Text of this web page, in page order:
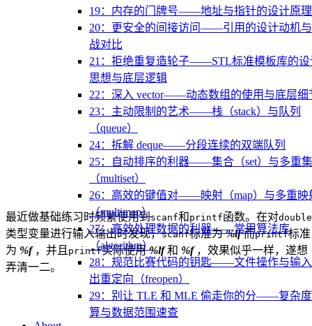
19：内存的门牌号——地址与指针的设计原理
20：更安全的间接访问——引用的设计动机
战对比
21：拒绝重复造轮子——STL标准模板库的设
思想与底层逻辑
22：深入 vector——动态数组的使用与底层细
23：主动限制的艺术——栈（stack）与队列
（queue）
24：拆解 deque——分段连续的双端队列
25：自动排序的利器——集合（set）与多重
（multiset）
26：高效的键值对——映射（map）与多重映
（multimap）
27：高效处理数据的利器——常用算法库
（algorithm）
28：规范比赛代码的钥匙——文件操作与输
出重定向（freopen）
29：别让 TLE 和 MLE 偷走你的分——复杂
算与数据范围速查
最近做基础练习时频繁使用到scanf和 printf函数。在对double
类型变量进行输入输出时发现，scanf标准为%lf而printf标准
为 %f，并且 printf实际使用%lf和 %f，效果似乎一样，遂想
弄清一二。